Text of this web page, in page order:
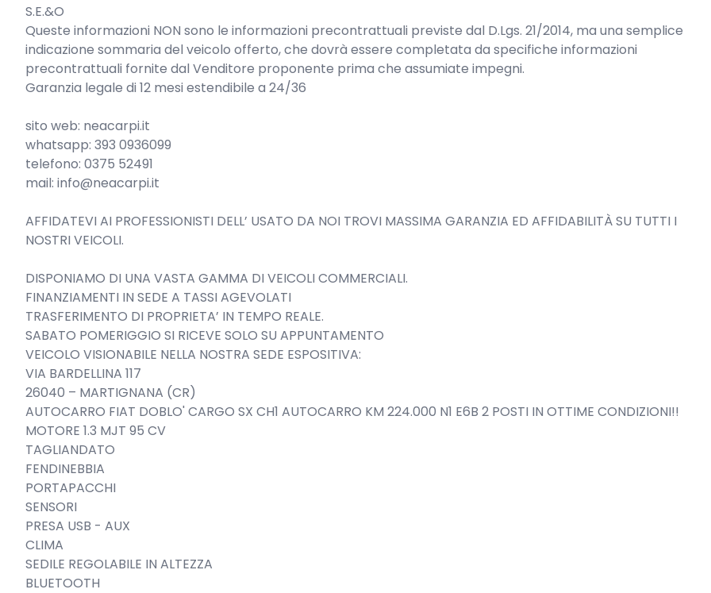
S.E.&O
Queste informazioni NON sono le informazioni precontrattuali previste dal D.Lgs. 21/2014, ma una semplice
indicazione sommaria del veicolo offerto, che dovrà essere completata da specifiche informazioni
precontrattuali fornite dal Venditore proponente prima che assumiate impegni.
Garanzia legale di 12 mesi estendibile a 24/36
sito web: neacarpi.it
whatsapp: 393 0936099
telefono: 0375 52491
mail: info@neacarpi.it
AFFIDATEVI AI PROFESSIONISTI DELL’ USATO DA NOI TROVI MASSIMA GARANZIA ED AFFIDABILITÀ SU TUTTI I
NOSTRI VEICOLI.
DISPONIAMO DI UNA VASTA GAMMA DI VEICOLI COMMERCIALI.
FINANZIAMENTI IN SEDE A TASSI AGEVOLATI
TRASFERIMENTO DI PROPRIETA’ IN TEMPO REALE.
SABATO POMERIGGIO SI RICEVE SOLO SU APPUNTAMENTO
VEICOLO VISIONABILE NELLA NOSTRA SEDE ESPOSITIVA:
VIA BARDELLINA 117
26040 – MARTIGNANA (CR)
AUTOCARRO FIAT DOBLO' CARGO SX CH1 AUTOCARRO KM 224.000 N1 E6B 2 POSTI IN OTTIME CONDIZIONI!!
MOTORE 1.3 MJT 95 CV
TAGLIANDATO
FENDINEBBIA
PORTAPACCHI
SENSORI
PRESA USB - AUX
CLIMA
SEDILE REGOLABILE IN ALTEZZA
BLUETOOTH